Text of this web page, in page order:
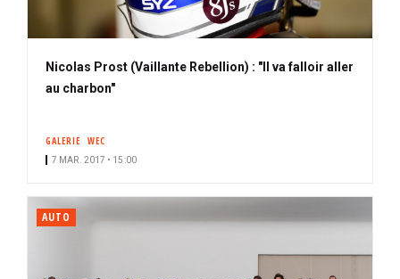
Nicolas Prost (Vaillante Rebellion) : "Il va falloir aller
au charbon"
GALERIE WEC
7 MAR. 2017 • 15:00
AUTO